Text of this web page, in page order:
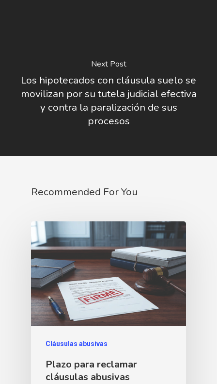
Next Post
Los hipotecados con cláusula suelo se
movilizan por su tutela judicial efectiva
y contra la paralización de sus
procesos
Recommended For You
Cláusulas abusivas
Plazo para reclamar
cláusulas abusivas